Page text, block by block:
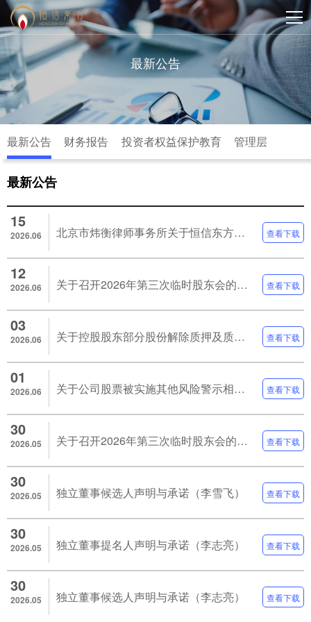
最新公告
最新公告 财务报告 投资者权益保护教育 管理层
最新公告
15
2026.06 北京市炜衡律师事务所关于恒信东方文化股份有限公司2026年第三次临时股东会的法律意见书 查看下载
12
2026.06 关于召开2026年第三次临时股东会的补充通知 查看下载
03
2026.06 关于控股股东部分股份解除质押及质押的公告 查看下载
01
2026.06 关于公司股票被实施其他风险警示相关事项的进展公告 查看下载
30
2026.05 关于召开2026年第三次临时股东会的通知 查看下载
30
2026.05 独立董事候选人声明与承诺（李雪飞） 查看下载
30
2026.05 独立董事提名人声明与承诺（李志亮） 查看下载
30
2026.05 独立董事候选人声明与承诺（李志亮） 查看下载